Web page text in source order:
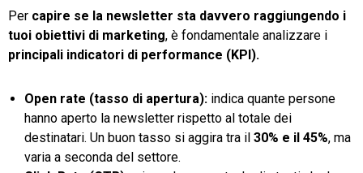
Per capire se la newsletter sta davvero raggiungendo i
tuoi obiettivi di marketing, è fondamentale analizzare i
principali indicatori di performance (KPI).
Open rate (tasso di apertura): indica quante persone
hanno aperto la newsletter rispetto al totale dei
destinatari. Un buon tasso si aggira tra il 30% e il 45%, ma
varia a seconda del settore.